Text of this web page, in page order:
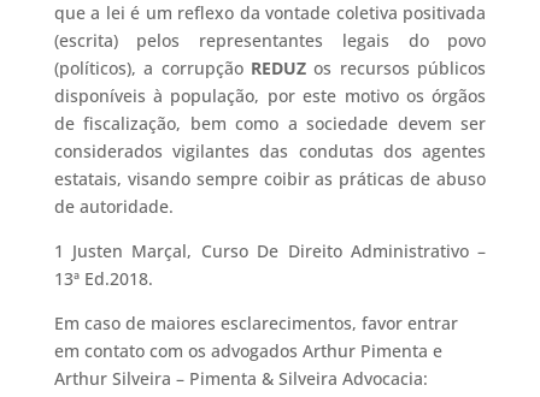
que a lei é um reflexo da vontade coletiva positivada
(escrita) pelos representantes legais do povo
(políticos), a corrupção REDUZ os recursos públicos
disponíveis à população, por este motivo os órgãos
de fiscalização, bem como a sociedade devem ser
considerados vigilantes das condutas dos agentes
estatais, visando sempre coibir as práticas de abuso
de autoridade.
1 Justen Marçal, Curso De Direito Administrativo –
13ª Ed.2018.
Em caso de maiores esclarecimentos, favor entrar
em contato com os advogados Arthur Pimenta e
Arthur Silveira – Pimenta & Silveira Advocacia: